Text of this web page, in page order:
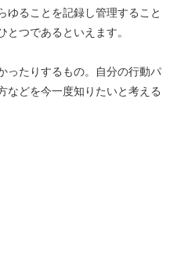
ゆることを記録し管理すること
つであるといえます。
ったりするもの。自分の行動パ
などを今一度知りたいと考える